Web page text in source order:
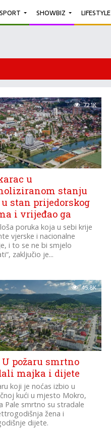
SPORT SHOWBIZ LIFESTYLE
72.1K
u
stanju
u stan prijedorskog
i vrijeđao ga
poruka koja u sebi krije
vjerske i nacionalne
i to se ne bi smjelo
zaključio je...
45.8K
U požaru smrtno
majka i dijete
koji je noćas izbio u
kući u mjesto Mokro,
Pale smrtno su stradale
žena i
dijete.